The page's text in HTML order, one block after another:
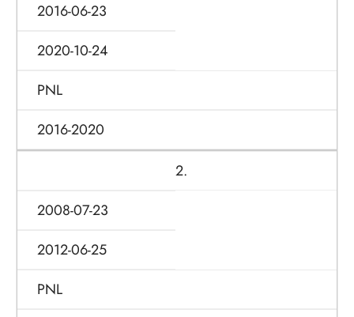
2016-06-23
2020-10-24
PNL
2016-2020
2.
2008-07-23
2012-06-25
PNL